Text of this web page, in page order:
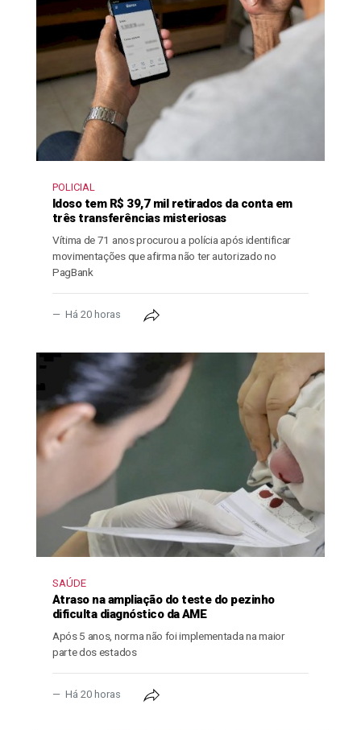
POLICIAL
Idoso tem R$ 39,7 mil retirados da conta em
três transferências misteriosas
Vítima de 71 anos procurou a polícia após identificar
movimentações que afirma não ter autorizado no
PagBank
Há 20 horas
SAÚDE
Atraso na ampliação do teste do pezinho
dificulta diagnóstico da AME
Após 5 anos, norma não foi implementada na maior
parte dos estados
Há 20 horas